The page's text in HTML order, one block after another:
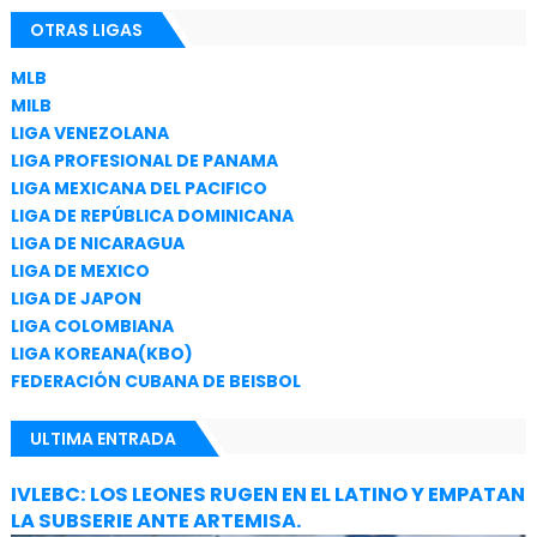
OTRAS LIGAS
MLB
MILB
LIGA VENEZOLANA
LIGA PROFESIONAL DE PANAMA
LIGA MEXICANA DEL PACIFICO
LIGA DE REPÚBLICA DOMINICANA
LIGA DE NICARAGUA
LIGA DE MEXICO
LIGA DE JAPON
LIGA COLOMBIANA
LIGA KOREANA(KBO)
FEDERACIÓN CUBANA DE BEISBOL
ULTIMA ENTRADA
IVLEBC: LOS LEONES RUGEN EN EL LATINO Y EMPATAN
LA SUBSERIE ANTE ARTEMISA.